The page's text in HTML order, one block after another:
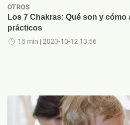
OTROS
Los 7 Chakras: Qué son y
prácticos
15 min | 2023-10-12 13:56